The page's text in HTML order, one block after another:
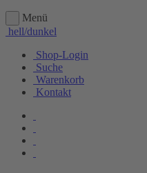
Menü
hell/dunkel
Shop-Login
Suche
Warenkorb
Kontakt